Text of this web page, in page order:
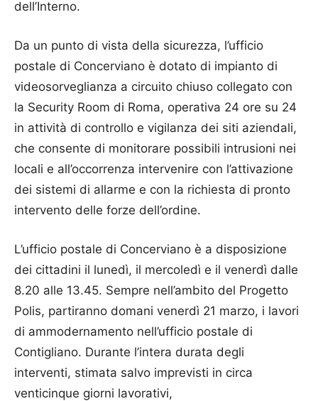
dell’Interno.
Da un punto di vista della sicurezza, l’ufficio
postale di Concerviano è dotato di impianto di
videosorveglianza a circuito chiuso collegato con
la Security Room di Roma, operativa 24 ore su 24
in attività di controllo e vigilanza dei siti aziendali,
che consente di monitorare possibili intrusioni nei
locali e all’occorrenza intervenire con l’attivazione
dei sistemi di allarme e con la richiesta di pronto
intervento delle forze dell’ordine.
L’ufficio postale di Concerviano è a disposizione
dei cittadini il lunedì, il mercoledì e il venerdì dalle
8.20 alle 13.45. Sempre nell’ambito del Progetto
Polis, partiranno domani venerdì 21 marzo, i lavori
di ammodernamento nell’ufficio postale di
Contigliano. Durante l’intera durata degli
interventi, stimata salvo imprevisti in circa
venticinque giorni lavorativi,